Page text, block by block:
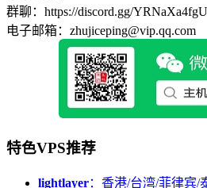
群聊：https://discord.gg/YRNaXa4fgU
电子邮箱：zhujiceping@vip.qq.com
特色VPS推荐
lightlayer：香港/台湾/菲律宾/